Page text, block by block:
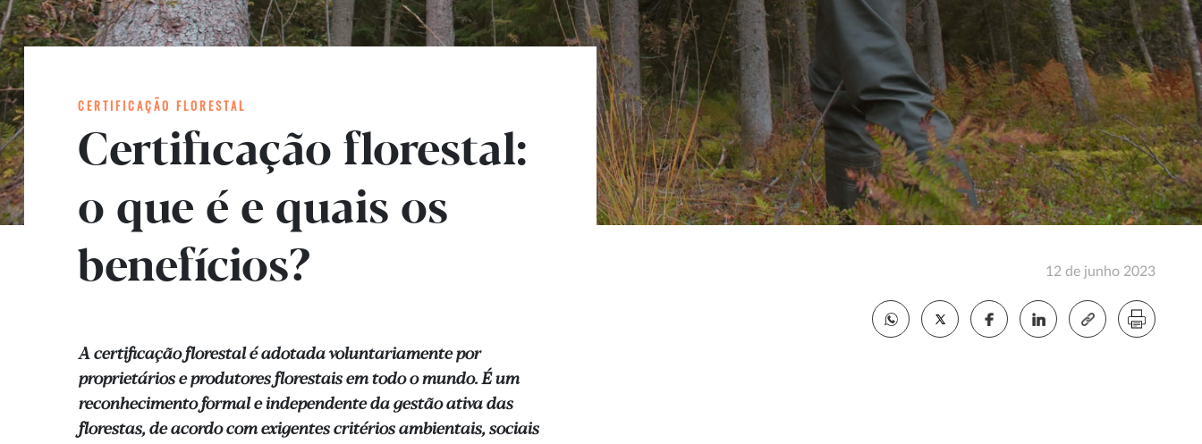
CERTIFICAÇÃO FLORESTAL
Certificação florestal:
o que é e quais os
benefícios?
A certificação florestal é adotada voluntariamente por
proprietários e produtores florestais em todo o mundo. É um
reconhecimento formal e independente da gestão ativa das
florestas, de acordo com exigentes critérios ambientais, sociais
12 de junho 2023